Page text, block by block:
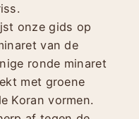
onze gids op
van de
ronde minaret
met groene
Koran vormen.